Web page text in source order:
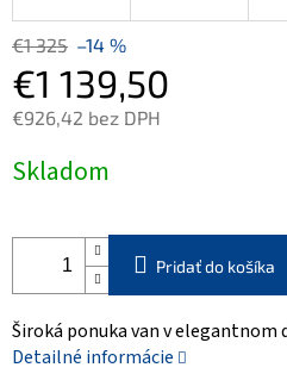
€1 325 –14 %
€1 139,50
€926,42 bez DPH
cena:
Skladom
Pridať do košíka
Široká ponuka van v elegantnom
Detailné informácie